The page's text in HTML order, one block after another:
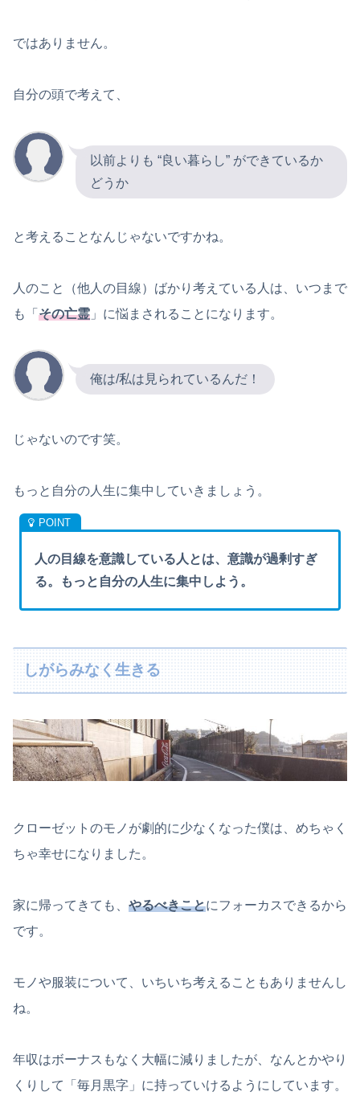
ではありません。
自分の頭で考えて、
以前よりも “良い暮らし” ができているか
どうか
と考えることなんじゃないですかね。
人のこと（他人の目線）ばかり考えている人は、いつまで
も「 その亡霊 」に悩まされることになります。
俺は/私は見られているんだ！
じゃないのです笑。
もっと自分の人生に集中していきましょう。
人の目線を意識している人とは、意識が過剰すぎ
る。もっと自分の人生に集中しよう。
しがらみなく生きる
クローゼットのモノが劇的に少なくなった僕は、めちゃく
ちゃ幸せになりました。
家に帰ってきても、 やるべきことにフォーカスできるから
です。
モノや服装について、いちいち考えることもありませんし
ね。
年収はボーナスもなく大幅に減りましたが、なんとかやり
くりして「毎月黒字」に持っていけるようにしています。